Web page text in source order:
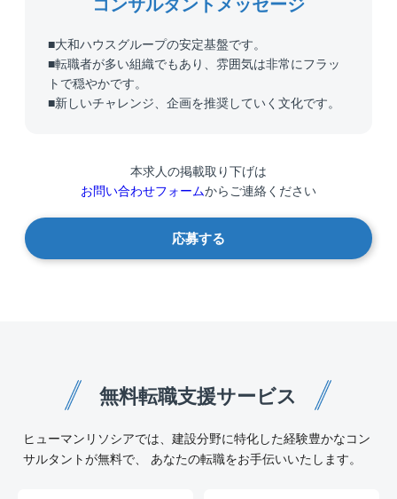
■大和ハウスグループの安定基盤です。
■転職者が多い組織でもあり、雰囲気は非常にフラッ
トで穏やかです。
■新しいチャレンジ、企画を推奨していく文化です。
本求人の掲載取り下げは
お問い合わせフォームからご連絡ください
応募する
無料転職支援サービス
ヒューマンリソシアでは、建設分野に特化した経験豊かなコン
サルタントが無料で、 あなたの転職をお手伝いいたします。